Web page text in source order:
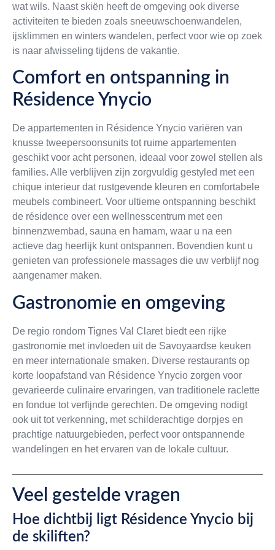
wat wils. Naast skiën heeft de omgeving ook diverse
activiteiten te bieden zoals sneeuwschoenwandelen,
ijsklimmen en winters wandelen, perfect voor wie op zoek
is naar afwisseling tijdens de vakantie.
Comfort en ontspanning in
Résidence Ynycio
De appartementen in Résidence Ynycio variëren van
knusse tweepersoonsunits tot ruime appartementen
geschikt voor acht personen, ideaal voor zowel stellen als
families. Alle verblijven zijn zorgvuldig gestyled met een
chique interieur dat rustgevende kleuren en comfortabele
meubels combineert. Voor ultieme ontspanning beschikt
de résidence over een wellnesscentrum met een
binnenzwembad, sauna en hamam, waar u na een
actieve dag heerlijk kunt ontspannen. Bovendien kunt u
genieten van professionele massages die uw verblijf nog
aangenamer maken.
Gastronomie en omgeving
De regio rondom Tignes Val Claret biedt een rijke
gastronomie met invloeden uit de Savoyaardse keuken
en meer internationale smaken. Diverse restaurants op
korte loopafstand van Résidence Ynycio zorgen voor
gevarieerde culinaire ervaringen, van traditionele raclette
en fondue tot verfijnde gerechten. De omgeving nodigt
ook uit tot verkenning, met schilderachtige dorpjes en
prachtige natuurgebieden, perfect voor ontspannende
wandelingen en het ervaren van de lokale cultuur.
Veel gestelde vragen
Hoe dichtbij ligt Résidence Ynycio bij
de skiliften?